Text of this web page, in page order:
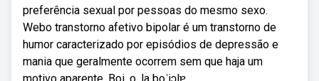
preferência sexual por pessoas do mesmo sexo.
Webo transtorno afetivo bipolar é um transtorno de
humor caracterizado por episódios de depressão e
mania que geralmente ocorrem sem que haja um